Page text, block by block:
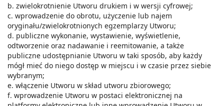
b. zwielokrotnienie Utworu drukiem i w wersji cyfrowej;
c. wprowadzenie do obrotu, użyczenie lub najem
oryginału/zwielokrotnionych egzemplarzy Utworu;
d. publiczne wykonanie, wystawienie, wyświetlenie,
odtworzenie oraz nadawanie i reemitowanie, a także
publiczne udostępnianie Utworu w taki sposób, aby każdy
mógł mieć do niego dostęp w miejscu i w czasie przez siebie
wybranym;
e. włączenie Utworu w skład utworu zbiorowego;
f. wprowadzenie Utworu w postaci elektronicznej na